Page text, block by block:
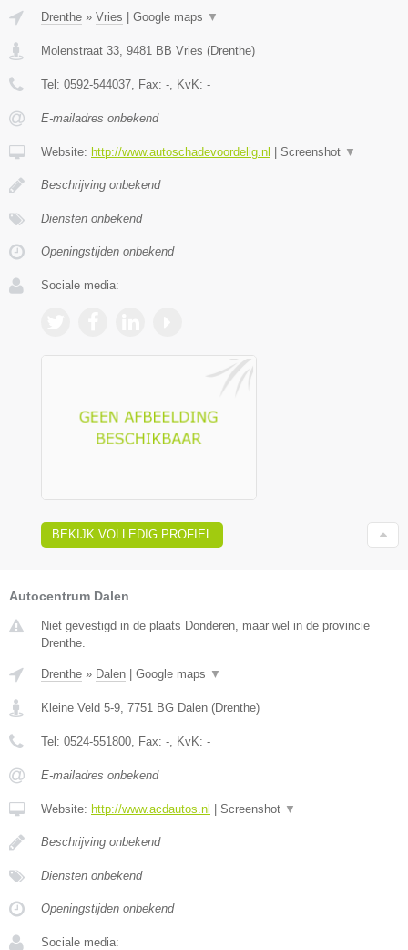
Drenthe » Vries Google maps ▼
Molenstraat 33 9481 BB Vries (Drenthe)
Tel: 0592-544037 , Fax: - , KvK: -
E-mailadres onbekend
Website: http://www.autoschadevoordelig.nl Screenshot ▼
Beschrijving onbekend
Diensten onbekend
Openingstijden onbekend
Sociale media:
BEKIJK VOLLEDIG PROFIEL
Autocentrum Dalen
Niet gevestigd in de plaats Donderen, maar wel in de provincie
Drenthe.
Drenthe » Dalen | Google maps ▼
Kleine Veld 5-9 7751 BG Dalen (Drenthe)
Tel: 0524-551800 , Fax: - , KvK: -
E-mailadres onbekend
Website: http://www.acdautos.nl | Screenshot ▼
Beschrijving onbekend
Diensten onbekend
Openingstijden onbekend
Sociale media: